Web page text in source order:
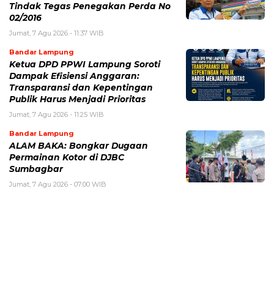
Tindak Tegas Penegakan Perda No
02/2016
Jumat, 7 Agu 2026 - 11:37 WIB
Bandar Lampung
Ketua DPD PPWI Lampung Soroti
Dampak Efisiensi Anggaran:
Transparansi dan Kepentingan
Publik Harus Menjadi Prioritas
Jumat, 7 Agu 2026 - 11:25 WIB
Bandar Lampung
ALAM BAKA: Bongkar Dugaan
Permainan Kotor di DJBC
Sumbagbar
Jumat, 7 Agu 2026 - 07:00 WIB